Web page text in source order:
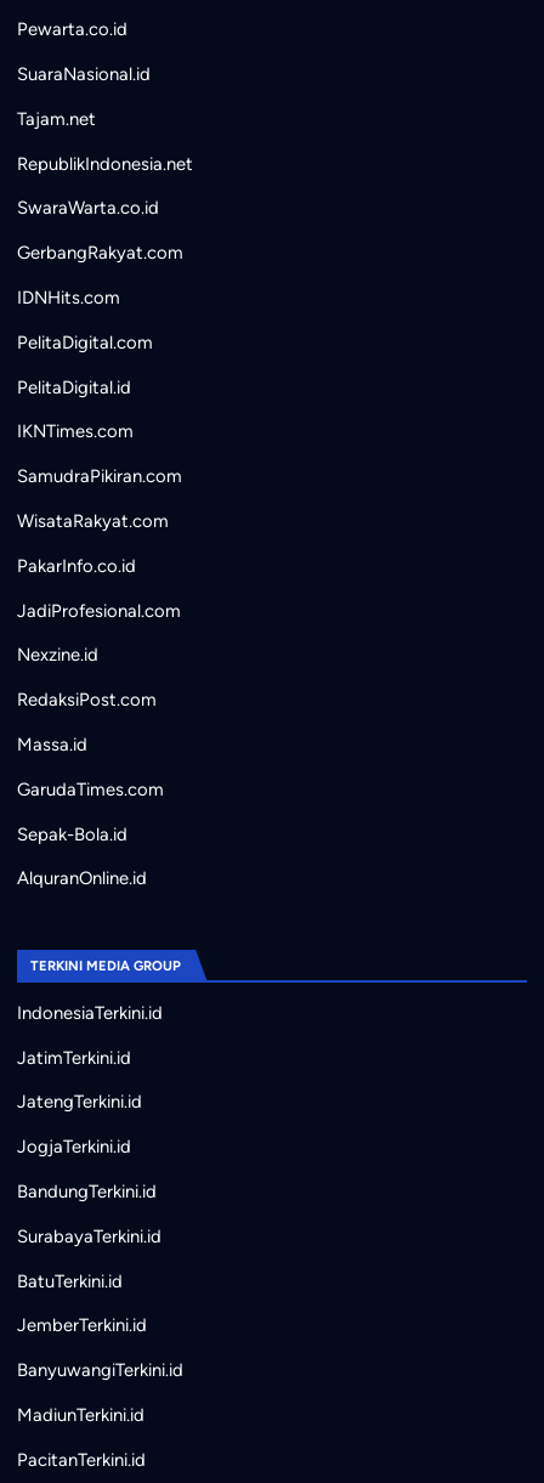
Pewarta.co.id
SuaraNasional.id
Tajam.net
RepublikIndonesia.net
SwaraWarta.co.id
GerbangRakyat.com
IDNHits.com
PelitaDigital.com
PelitaDigital.id
IKNTimes.com
SamudraPikiran.com
WisataRakyat.com
PakarInfo.co.id
JadiProfesional.com
Nexzine.id
RedaksiPost.com
Massa.id
GarudaTimes.com
Sepak-Bola.id
AlquranOnline.id
TERKINI MEDIA GROUP
IndonesiaTerkini.id
JatimTerkini.id
JatengTerkini.id
JogjaTerkini.id
BandungTerkini.id
SurabayaTerkini.id
BatuTerkini.id
JemberTerkini.id
BanyuwangiTerkini.id
MadiunTerkini.id
PacitanTerkini.id